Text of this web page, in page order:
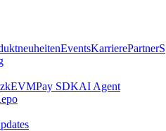
EventsKarrierePartnerS
Pay SDKAI Agent